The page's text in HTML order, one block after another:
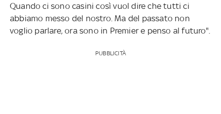
Quando ci sono casini così vuol dire che tutti ci
abbiamo messo del nostro. Ma del passato non
voglio parlare, ora sono in Premier e penso al futuro".
PUBBLICITÀ